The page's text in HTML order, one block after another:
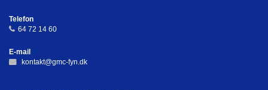
Telefon
64 72 14 60
E-mail
kontakt@gmc-fyn.dk